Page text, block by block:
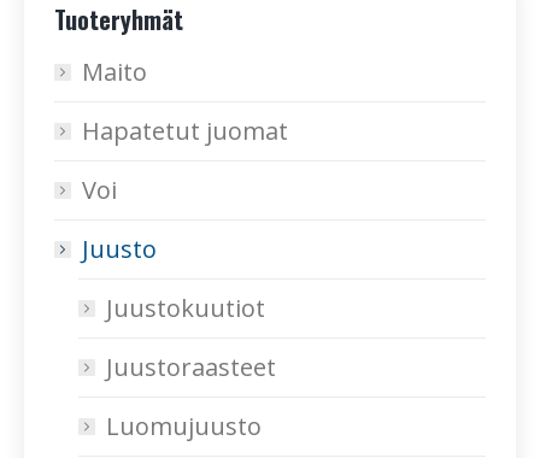
Tuoteryhmät
Maito
Hapatetut juomat
Voi
Juusto
Juustokuutiot
Juustoraasteet
Luomujuusto